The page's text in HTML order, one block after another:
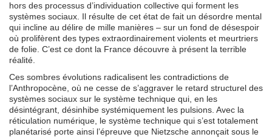
hors des processus d’individuation collective qui forment les
systèmes sociaux. Il résulte de cet état de fait un désordre mental
qui incline au délire de mille manières – sur un fond de désespoir
où prolifèrent des types extraordinairement violents et meurtriers
de folie. C’est ce dont la France découvre à présent la terrible
réalité.
Ces sombres évolutions radicalisent les contradictions de
l’Anthropocène, où ne cesse de s’aggraver le retard structurel des
systèmes sociaux sur le système technique qui, en les
désintégrant, désinhibe systémiquement les pulsions. Avec la
réticulation numérique, le système technique qui s’est totalement
planétarisé porte ainsi l’épreuve que Nietzsche annonçait sous le